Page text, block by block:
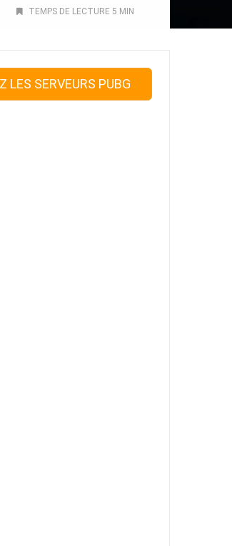
TEMPS DE LECTURE 5 MIN
LES SERVEURS PUBG